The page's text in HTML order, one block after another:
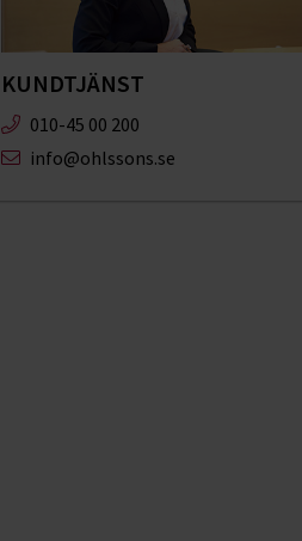
KUNDTJÄNST
010-45 00 200​
info@ohlssons.se